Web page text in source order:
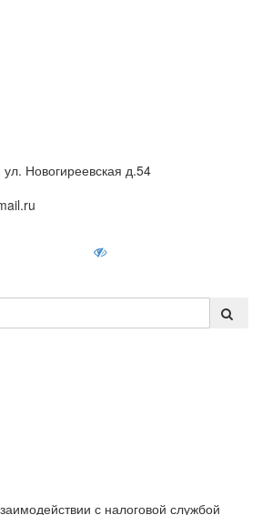
Новогиреевская д.54